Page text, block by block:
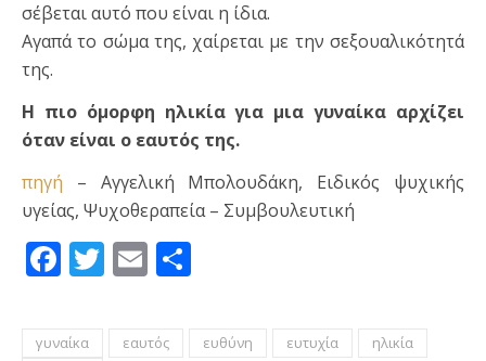
σέβεται αυτό που είναι η ίδια.
Αγαπά το σώμα της, χαίρεται με την σεξουαλικότητά
της.
Η πιο όμορφη ηλικία για μια γυναίκα αρχίζει
όταν είναι ο εαυτός της.
πηγή – Αγγελική Μπολουδάκη, Ειδικός ψυχικής
υγείας, Ψυχοθεραπεία – Συμβουλευτική
Facebook
Twitter
Email
γυναίκα εαυτός ευθύνη ευτυχία
ηλικία